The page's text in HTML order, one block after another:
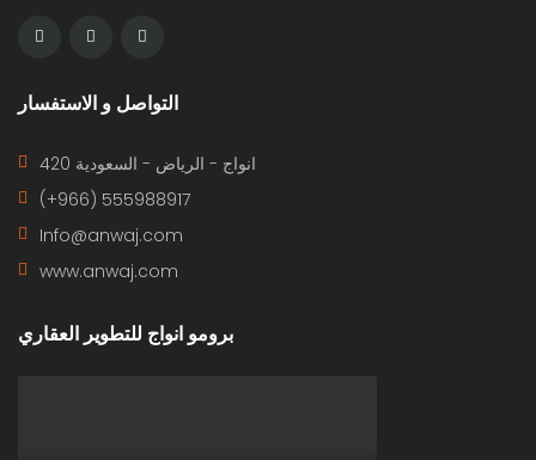
التواصل و الاستفسار
420 انواج - الرياض - السعودية
(+966) 555988917
Info@anwaj.com
www.anwaj.com
برومو انواج للتطوير العقاري